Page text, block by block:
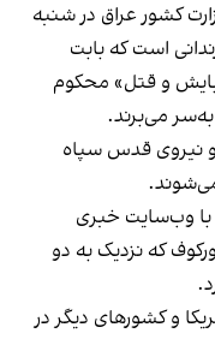
کشور عراق در شنبه
است که بابت
و قتل» محکوم
می‌برند.
نیروی قدس سپاه
می‌شوند.
با وب‌سایت خبری
که نزدیک به دو
و کشورهای دیگر در